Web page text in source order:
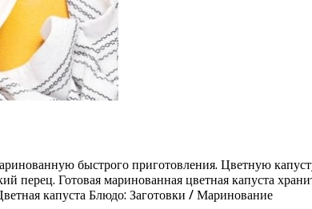
быстрого приготовления. Цветную
Готовая маринованная цветная капуста
капуста Блюдо: Заготовки / Маринование